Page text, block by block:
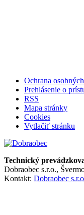
Ochrana
Prehlásenie o
RSS
Mapa stránky
Cookies
Vytlačiť stránku
Technický
Dobraobec s.r.o.,
Kontakt: Dobraobec